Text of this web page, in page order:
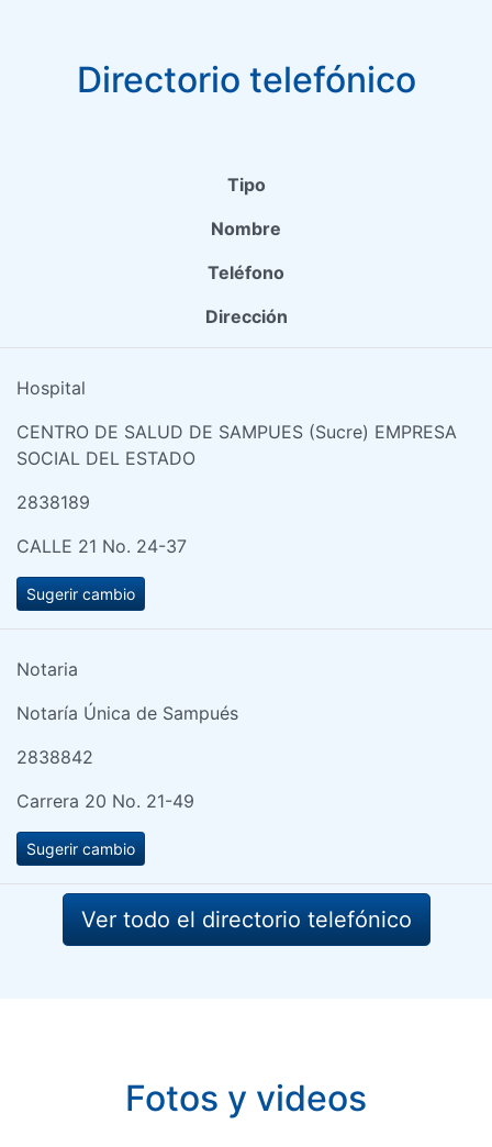
Directorio telefónico
Tipo
Nombre
Teléfono
Dirección
Hospital
CENTRO DE SALUD DE SAMPUES (Sucre) EMPRESA
SOCIAL DEL ESTADO
2838189
CALLE 21 No. 24-37
Sugerir cambio
Notaria
Notaría Única de Sampués
2838842
Carrera 20 No. 21-49
Sugerir cambio
Ver todo el directorio telefónico
Fotos y videos